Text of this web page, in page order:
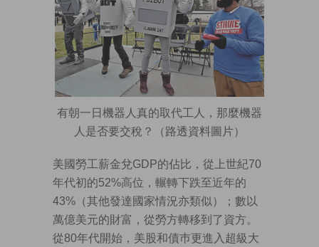
有朝一日機器人真的取代工人，那麼機器
人是否要交稅？（路透資料圖片）
美國勞工薪金兌GDP的佔比，從上世紀70
年代初的52%高位，輾轉下跌至近年的
43%（其他發達國家情況亦類似）；數以
萬億美元的財富，從勞方轉移到了資方。
從80年代開始，美股和債巿更進入超級大